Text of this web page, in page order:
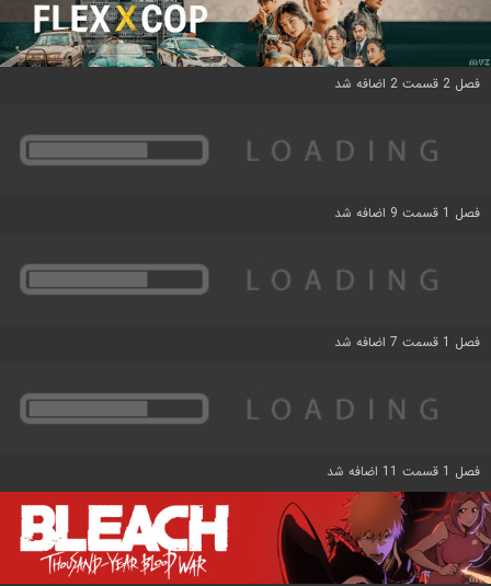
فصل 2 قسمت 2 اضافه شد
فصل 1 قسمت 9 اضافه شد
فصل 1 قسمت 7 اضافه شد
فصل 1 قسمت 11 اضافه شد